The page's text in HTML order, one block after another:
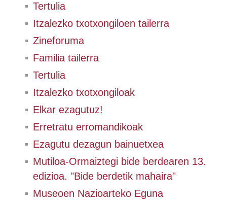
Tertulia
Itzalezko txotxongiloen tailerra
Zineforuma
Familia tailerra
Tertulia
Itzalezko txotxongiloak
Elkar ezagutuz!
Erretratu erromandikoak
Ezagutu dezagun bainuetxea
Mutiloa-Ormaiztegi bide berdearen 13.
edizioa. "Bide berdetik mahaira"
Museoen Nazioarteko Eguna